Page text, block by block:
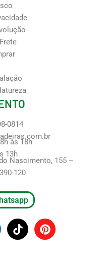
0814
às 18h
13h
Nascimento, 155 –
120
T
i
k
P
i
n